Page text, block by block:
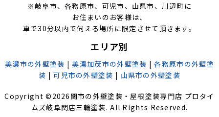
※岐阜市、各務原市、可児市、山県市、川辺町に
お住まいのお客様は、
車で30分以内で伺える場所に限定させて頂きます。
エリア別
美濃市の外壁塗装 |美濃加茂市の外壁塗装 |各務原市の外壁塗
装 |可児市の外壁塗装 | 山県市の外壁塗装
Copyright © 2026 関市の外壁塗装・屋根塗装専門店 プロタイ
ムズ岐阜関店三輪塗装. All Rights Reserved.